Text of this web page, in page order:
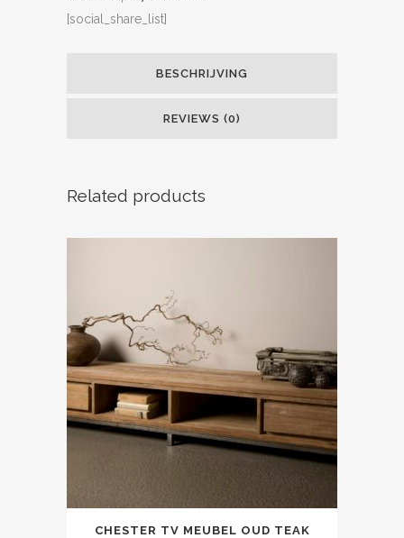
[social_share_list]
BESCHRIJVING
REVIEWS (0)
Related products
CHESTER TV MEUBEL OUD TEAK